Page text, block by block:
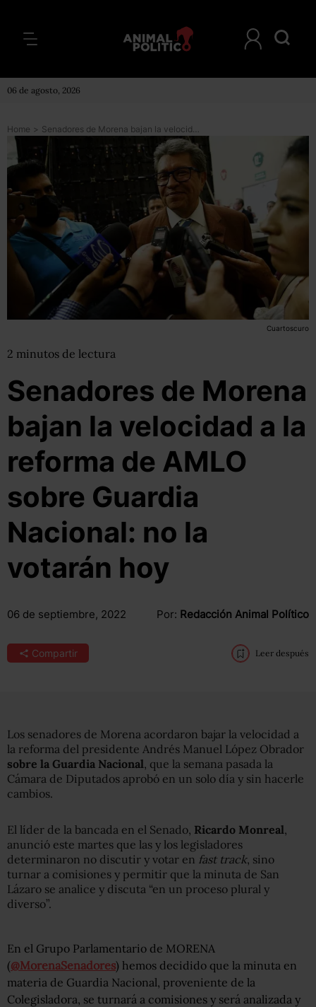
06 de agosto, 2026
Home > Senadores de Morena bajan la velocidad a la reforma de AMLO sobre Guardia Nacional: no la votarán hoy
Cuartoscuro
2 minutos de lectura
Senadores de Morena
bajan la velocidad a la
reforma de AMLO
sobre Guardia
Nacional: no la
votarán hoy
06 de septiembre, 2022 Por: Redacción Animal Político
Compartir Leer después
Los senadores de Morena acordaron bajar la velocidad a
la reforma del presidente Andrés Manuel López Obrador
sobre la Guardia Nacional, que la semana pasada la
Cámara de Diputados aprobó en un solo día y sin hacerle
cambios.
El líder de la bancada en el Senado, Ricardo Monreal,
anunció este martes que las y los legisladores
determinaron no discutir y votar en fast track, sino
turnar a comisiones y permitir que la minuta de San
Lázaro se analice y discuta “en un proceso plural y
diverso”.
En el Grupo Parlamentario de MORENA
(@MorenaSenadores) hemos decidido que la minuta en
materia de Guardia Nacional, proveniente de la
Colegisladora, se turnará a comisiones y será analizada y